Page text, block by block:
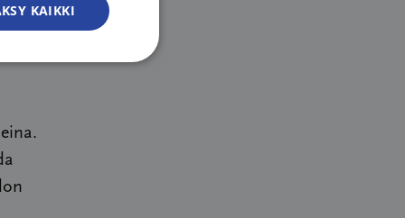
KAIKKI